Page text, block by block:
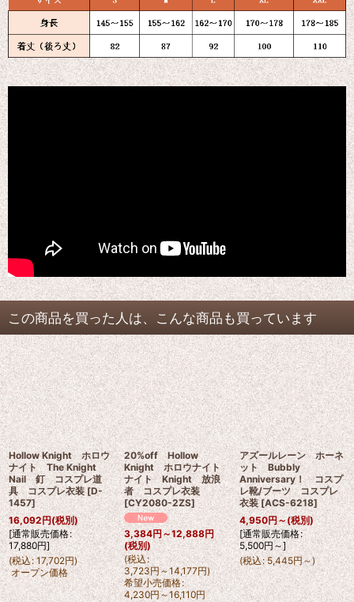
この商品を買った人は、こんな商品も買っています
Hollow Knight ホロウ
ナイト The Knight
Nail 釘 コスプレ道
具 コスプレ衣装 [D-
1457]
16,092円(税別)
[通常販売価格:
17,880円]
(税込: 17,702円)
オープン価格
20%off Hollow
Knight ホロウナイト
ナイト Knight 放浪
者 コスプレ衣装
[CY2080-2ZS]
3,384円～12,888円
(税別)
(税込:
3,723円～14,177円)
希望小売価格:
4,230円～16,110円
アズールレーン ホーネ
ット Bubbly
Anniversary！ コスプ
レ靴/ブーツ コスプレ
衣装 [ACS-6218]
4,950円～(税別)
[通常販売価格:
5,500円～]
(税込: 5,445円～)